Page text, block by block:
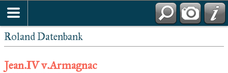
Roland Datenbank
Jean.IV v.Armagnac